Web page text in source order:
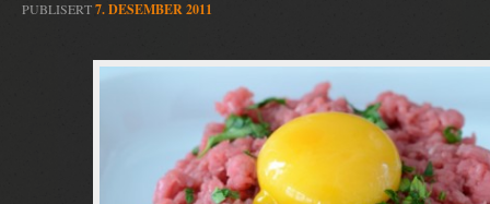
PUBLISERT7. DESEMBER 2011